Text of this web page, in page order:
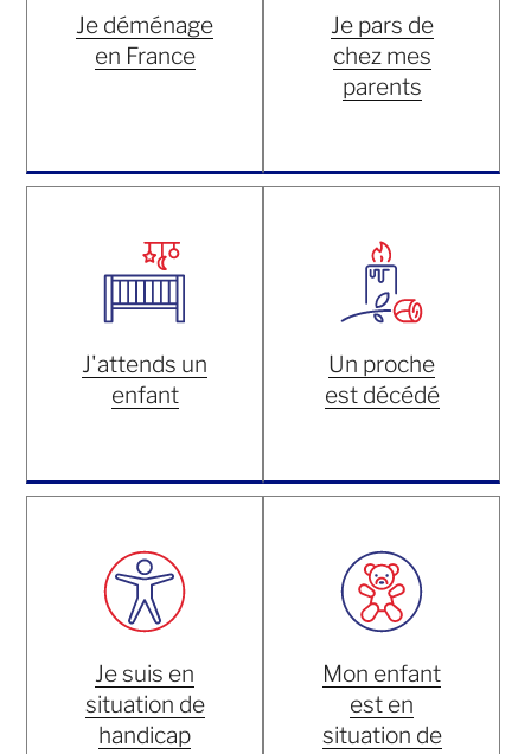
Je déménage
en France
Je pars de
chez mes
parents
J'attends un
enfant
Un proche
est décédé
Je suis en
situation de
handicap
Mon enfant
est en
situation de